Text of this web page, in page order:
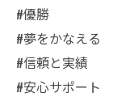
#優勝
#夢をかなえる
#信頼と実績
#安心サポート